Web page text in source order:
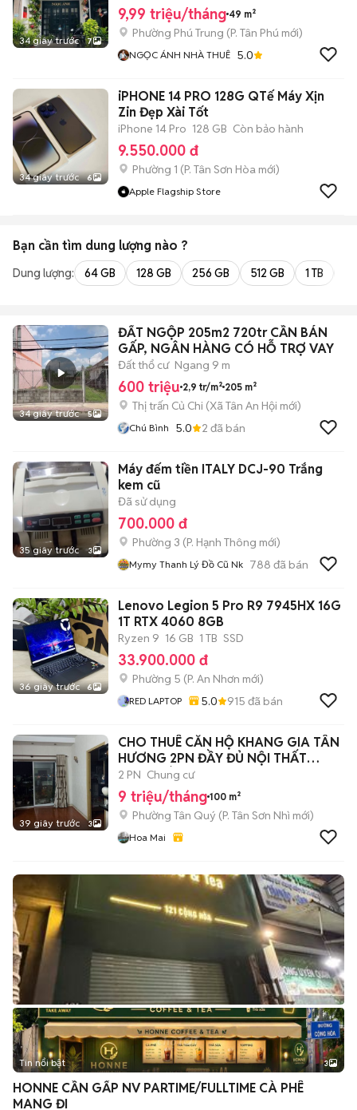
34 giây trước 7
9,99 triệu/tháng 49 m²
Phường Phú Trung (P. Tân Phú mới)
NGỌC ÁNH NHÀ THUÊ 5.0
34 giây trước 6
iPHONE 14 PRO 128G QTế Máy Xịn
Zin Đẹp Xài Tốt
iPhone 14 Pro 128 GB Còn bảo hành
9.550.000 đ
Phường 1 (P. Tân Sơn Hòa mới)
Apple Flagship Store
Bạn cần tìm dung lượng nào ?
Dung lượng: 64 GB 128 GB 256 GB 512 GB 1 TB
34 giây trước 5
ĐẤT NGỘP 205m2 720tr CẦN BÁN
GẤP, NGÂN HÀNG CÓ HỖ TRỢ VAY
Đất thổ cư Ngang 9 m
600 triệu 2,9 tr/m² 205 m²
Thị trấn Củ Chi (Xã Tân An Hội mới)
Chú Bình 5.0 2 đã bán
35 giây trước 3
Máy đếm tiền ITALY DCJ-90 Trắng
kem cũ
Đã sử dụng
700.000 đ
Phường 3 (P. Hạnh Thông mới)
Mymy Thanh Lý Đồ Cũ Nk 788 đã bán
36 giây trước 6
Lenovo Legion 5 Pro R9 7945HX 16G
1T RTX 4060 8GB
Ryzen 9 16 GB 1 TB SSD
33.900.000 đ
Phường 5 (P. An Nhơn mới)
RED LAPTOP 5.0 915 đã bán
39 giây trước 3
CHO THUÊ CĂN HỘ KHANG GIA TÂN
HƯƠNG 2PN ĐẦY ĐỦ NỘI THẤT
9TR/THÁNG
2 PN Chung cư
9 triệu/tháng 100 m²
Phường Tân Quý (P. Tân Sơn Nhì mới)
Hoa Mai
Tin nổi bật 3
HONNE CẦN GẤP NV PARTIME/FULLTIME CÀ PHÊ
MANG ĐI